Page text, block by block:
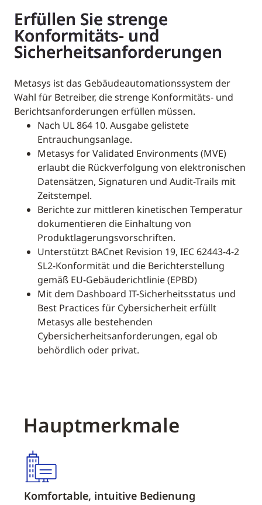
Erfüllen Sie strenge
Konformitäts- und
Sicherheitsanforderungen
Metasys ist das Gebäudeautomationssystem der
Wahl für Betreiber, die strenge Konformitäts- und
Berichtsanforderungen erfüllen müssen.
Nach UL 864 10. Ausgabe gelistete
Entrauchungsanlage.
Metasys for Validated Environments (MVE)
erlaubt die Rückverfolgung von elektronischen
Datensätzen, Signaturen und Audit-Trails mit
Zeitstempel.
Berichte zur mittleren kinetischen Temperatur
dokumentieren die Einhaltung von
Produktlagerungsvorschriften.
Unterstützt BACnet Revision 19, IEC 62443-4-2
SL2-Konformität und die Berichterstellung
gemäß EU-Gebäuderichtlinie (EPBD)
Mit dem Dashboard IT-Sicherheitsstatus und
Best Practices für Cybersicherheit erfüllt
Metasys alle bestehenden
Cybersicherheitsanforderungen, egal ob
behördlich oder privat.
Hauptmerkmale
Komfortable, intuitive Bedienung